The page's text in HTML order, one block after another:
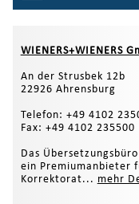
WIENERS+WIENERS
An der Strusbek 12b
22926 Ahrensburg
Telefon: +49 4102
Fax: +49 4102 235500
Das
ein Premiumanbieter
Korrektorat... mehr